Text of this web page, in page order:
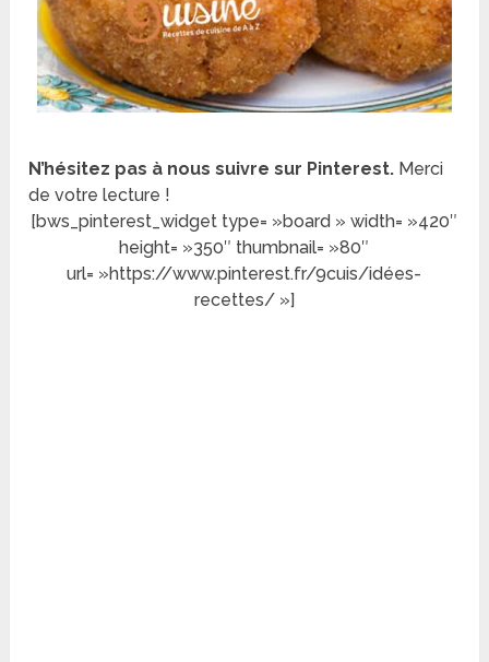
N’hésitez pas à nous suivre sur Pinterest. Merci
de votre lecture !
[bws_pinterest_widget type= »board » width= »420″
height= »350″ thumbnail= »80″
url= »https://www.pinterest.fr/9cuis/idées-
recettes/ »]